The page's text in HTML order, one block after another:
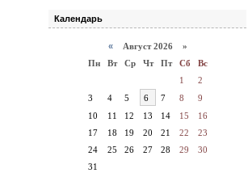
Календарь
« Август 2026 »
Пн
Вт Ср Чт Пт Сб
Вс
1
2
3
4 5 6 7 8
9
10
11 12 13 14 15
16
17
18 19 20 21 22
23
24
25 26 27 28 29
30
31